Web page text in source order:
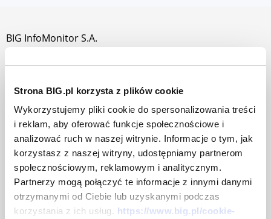
Strona BIG.pl korzysta z plików cookie
Wykorzystujemy pliki cookie do spersonalizowania treści
i reklam, aby oferować funkcje społecznościowe i
analizować ruch w naszej witrynie. Informacje o tym, jak
korzystasz z naszej witryny, udostępniamy partnerom
społecznościowym, reklamowym i analitycznym.
Partnerzy mogą połączyć te informacje z innymi danymi
otrzymanymi od Ciebie lub uzyskanymi podczas
korzystania z ich usług. https://www.big.pl/cookie-
BIG InfoMonitor S.A.
O nas
Jak działamy
Władze i akcjonariusze
Praca w BIG InfoMonitor
Dla prasy
Mapa strony
Centrum prasowe
Dokumenty